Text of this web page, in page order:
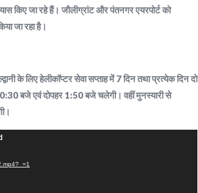
किए जा रहे हैं। जौलीग्रांट और पंतनगर एयरपोर्ट को
जा रहा है।
के लिए हेलीकॉप्टर सेवा सप्ताह में 7 दिन तथा प्रत्येक दिन दो
बजे एवं दोपहर 1:50 बजे चलेगी। वहीं मुनस्यारी से